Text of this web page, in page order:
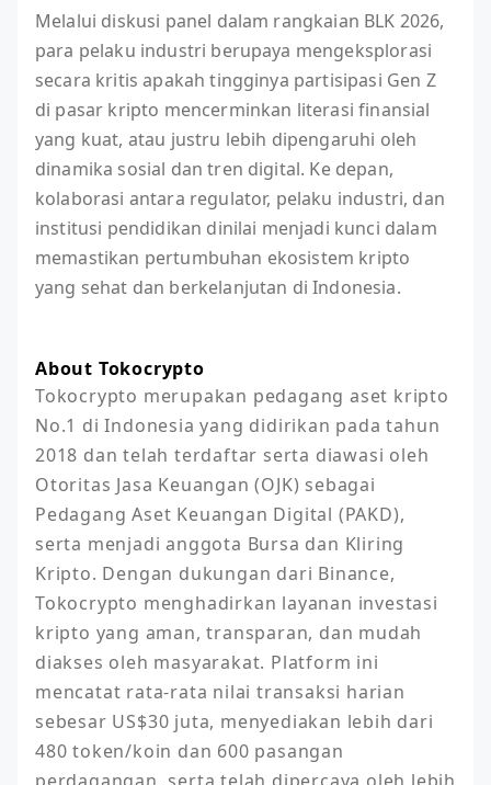
Melalui diskusi panel dalam rangkaian BLK 2026,
para pelaku industri berupaya mengeksplorasi
secara kritis apakah tingginya partisipasi Gen Z
di pasar kripto mencerminkan literasi finansial
yang kuat, atau justru lebih dipengaruhi oleh
dinamika sosial dan tren digital. Ke depan,
kolaborasi antara regulator, pelaku industri, dan
institusi pendidikan dinilai menjadi kunci dalam
memastikan pertumbuhan ekosistem kripto
yang sehat dan berkelanjutan di Indonesia.
About Tokocrypto
Tokocrypto merupakan pedagang aset kripto
No.1 di Indonesia yang didirikan pada tahun
2018 dan telah terdaftar serta diawasi oleh
Otoritas Jasa Keuangan (OJK) sebagai
Pedagang Aset Keuangan Digital (PAKD),
serta menjadi anggota Bursa dan Kliring
Kripto. Dengan dukungan dari Binance,
Tokocrypto menghadirkan layanan investasi
kripto yang aman, transparan, dan mudah
diakses oleh masyarakat. Platform ini
mencatat rata-rata nilai transaksi harian
sebesar US$30 juta, menyediakan lebih dari
480 token/koin dan 600 pasangan